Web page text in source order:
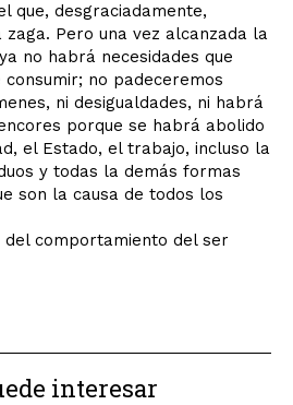
que, desgraciadamente,
Pero una vez alcanzada la
no habrá necesidades que
no padeceremos
ni desigualdades, ni habrá
porque se habrá abolido
el Estado, el trabajo, incluso la
y todas la demás formas
son la causa de todos los
comportamiento del ser
interesar